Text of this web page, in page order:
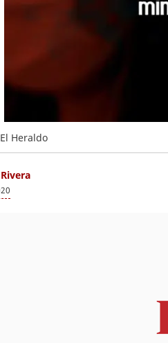
Heraldo